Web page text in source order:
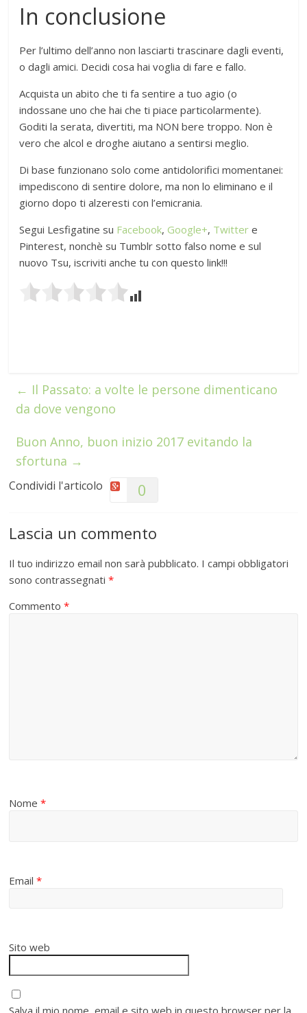
In conclusione
Per l’ultimo dell’anno non lasciarti trascinare dagli eventi,
o dagli amici. Decidi cosa hai voglia di fare e fallo.
Acquista un abito che ti fa sentire a tuo agio (o
indossane uno che hai che ti piace particolarmente).
Goditi la serata, divertiti, ma NON bere troppo. Non è
vero che alcol e droghe aiutano a sentirsi meglio.
Di base funzionano solo come antidolorifici momentanei:
impediscono di sentire dolore, ma non lo eliminano e il
giorno dopo ti alzeresti con l’emicrania.
Segui Lesfigatine su Facebook, Google+, Twitter e
Pinterest, nonchè su Tumblr sotto falso nome e sul
nuovo Tsu, iscriviti anche tu con questo link!!!
← Il Passato: a volte le persone dimenticano
da dove vengono
Buon Anno, buon inizio 2017 evitando la
sfortuna →
Condividi l'articolo 0
Lascia un commento
Il tuo indirizzo email non sarà pubblicato. I campi obbligatori
sono contrassegnati*
Commento*
Nome*
Email*
Sito web
Salva il mio nome, email e sito web in questo browser per la